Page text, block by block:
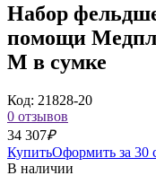
Набор
помощи
М в сумке
Код: 21828-20
0 отзывов
34 307₽
КупитьОформить за 30
В наличии